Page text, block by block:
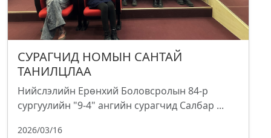
СУРАГЧИД НОМЫН САНТАЙ
ТАНИЛЦЛАА
Нийслэлийн Ерөнхий Боловсролын 84-р
сургуулийн "9-4" ангийн сурагчид Салбар ...
2026/03/16